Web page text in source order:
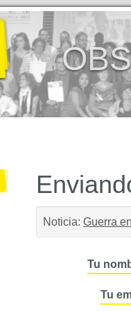
Noticia: Guerra
Tu
Tu